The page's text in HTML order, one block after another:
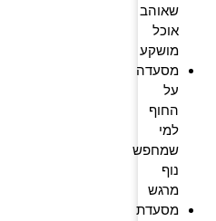
שאוהב
אוכל
מושקע
מסעדה
על
החוף
למי
שמחפש
נוף
מרגש
מסעדת